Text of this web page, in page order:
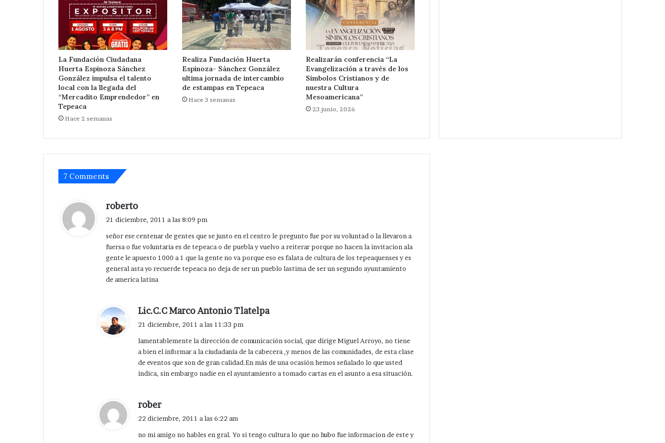
La Fundación Ciudadana
Huerta Espinoza Sánchez
González impulsa el talento
local con la llegada del
“Mercadito Emprendedor” en
Tepeaca
Hace 2 semanas
Realiza Fundación Huerta
Espinoza- Sánchez González
ultima jornada de intercambio
de estampas en Tepeaca
Hace 3 semanas
Realizarán conferencia “La
Evangelización a través de los
Símbolos Cristianos y de
nuestra Cultura
Mesoamericana”
23 junio, 2026
7 Comments
roberto
e
:
21 diciembre, 2011 a las 8:09 pm
señor ese centenar de gentes que se junto en el centro le pregunto fue por su voluntad o la llevaron a
fuersa o fue voluntaria es de tepeaca o de puebla y vuelvo a reiterar porque no hacen la invitacion ala
gente le apuesto 1000 a 1 que la gente no va porque eso es falata de cultura de los tepeaquenses y es
general asta yo recuerde tepeaca no deja de ser un pueblo lastima de ser un segundo ayuntamiento
de america latina
Lic.C.C Marco Antonio Tlatelpa
e
:
21 diciembre, 2011 a las 11:33 pm
lamentablemente la dirección de comunicación social, que dirige Miguel Arroyo, no tiene
a bien el informar a la ciudadanía de la cabecera ,y menos de las comunidades, de esta clase
de eventos que son de gran calidad.En más de una ocasión hemos señalado lo que usted
indica, sin embargo nadie en el ayuntamiento a tomado cartas en el asunto a esa situación.
roberd
e
22 diciembre, 2011 a las 6:22 am
no mi amigo no hables en gral. Yo si tengo cultura lo que no hubo fue informacion de este y
Red
Eléctrica.